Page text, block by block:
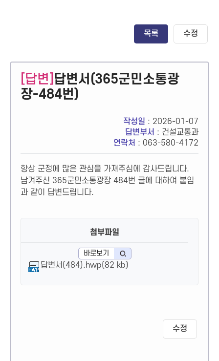
목록 수정
[답변] 답변서(365군민소통광
장-484번)
작성일 : 2026-01-07
답변부서 : 건설교통과
연락처 : 063-580-4172
항상 군정에 많은 관심을 가져주심에 감사드립니다.
남겨주신 365군민소통광장 484번 글에 대하여 붙임
과 같이 답변드립니다.
첨부파일
바로보기
답변서(484).hwp(82 kb)
수정